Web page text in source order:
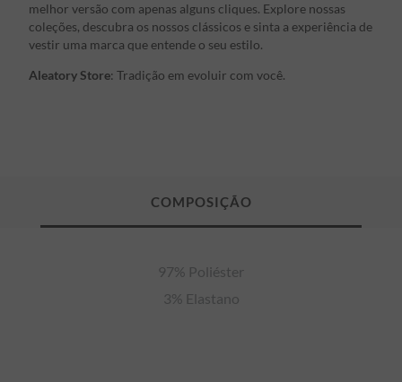
melhor versão com apenas alguns cliques. Explore nossas
coleções, descubra os nossos clássicos e sinta a experiência de
vestir uma marca que entende o seu estilo.
Aleatory Store: Tradição em evoluir com você.
97% Poliéster
3% Elastano